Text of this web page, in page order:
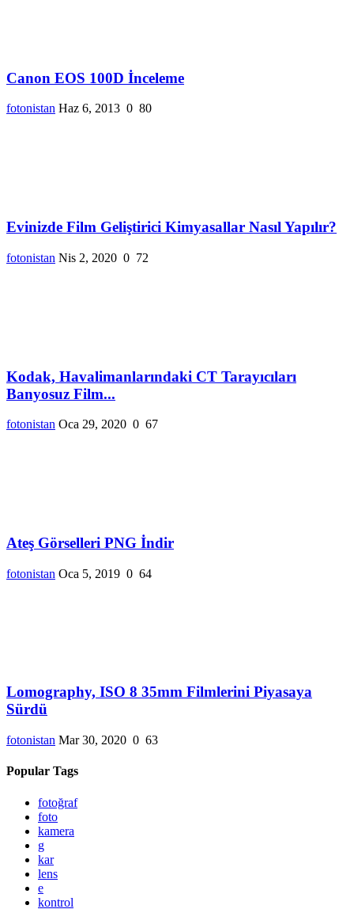
Canon EOS 100D İnceleme
fotonistan Haz 6, 2013 0 80
Evinizde Film Geliştirici Kimyasallar Nasıl Yapılır?
fotonistan Nis 2, 2020 0 72
Kodak, Havalimanlarındaki CT Tarayıcıları
Banyosuz Film...
fotonistan Oca 29, 2020 0 67
Ateş Görselleri PNG İndir
fotonistan Oca 5, 2019 0 64
Lomography, ISO 8 35mm Filmlerini Piyasaya
Sürdü
fotonistan Mar 30, 2020 0 63
Popular Tags
fotoğraf
foto
kamera
g
kar
lens
e
kontrol